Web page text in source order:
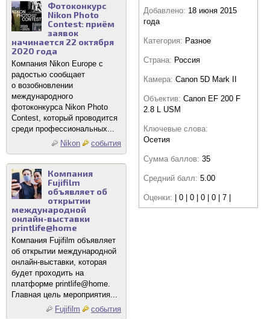
Фотоконкурс
Nikon Photo
Contest: приём
заявок
начинается 22 октября
2020 года
Компания Nikon Europe с
радостью сообщает
о возобновлении
международного
фотоконкурса Nikon Photo
Contest, который проводится
среди профессиональных...
Nikon
события
Компания
Fujifilm
объявляет об
открытии
международной
онлайн-выставки
printlife@home
Компания Fujifilm объявляет
об открытии международной
онлайн-выставки, которая
будет проходить на
платформе printlife@home.
Главная цель мероприятия...
Fujifilm
события
Добавлено: 18 июня 2015
года
Категория: Разное
Страна: Россия
Камера: Canon 5D Mark II
Объектив: Canon EF 200 F
2.8 L USM
Ключевые слова:
Осетия
Сумма баллов: 35
Средний балл: 5.00
Оценки: | 0 | 0 | 0 | 0 | 7 |